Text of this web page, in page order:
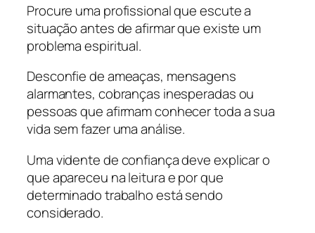
Procure uma profissional que escute a
situação antes de afirmar que existe um
problema espiritual.
Desconfie de ameaças, mensagens
alarmantes, cobranças inesperadas ou
pessoas que afirmam conhecer toda a sua
vida sem fazer uma análise.
Uma vidente de confiança deve explicar o
que apareceu na leitura e por que
determinado trabalho está sendo
considerado.